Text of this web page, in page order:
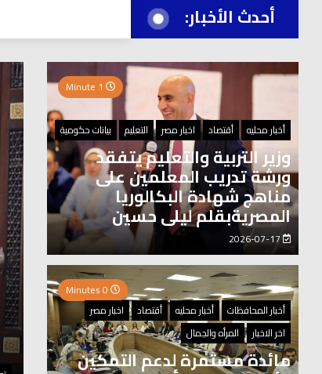
أحدث الأخبار:
أخبار محليه أقتصاد اخبار مصر التعليم بيانات حكومية
وزير التربية والتعليم يتفقد
ورشة تدريب المعلمين على
مناهج شهادة البكالوريا
المصريةبقلم ليلى حسين
2026-07-17
أخبار المحافظات
أخبار محليه أقتصاد
اخبار مصر
اخر الاخبار
المرأه والجمال
مائدة مستمرة لدعم التمكين
0 Minutes